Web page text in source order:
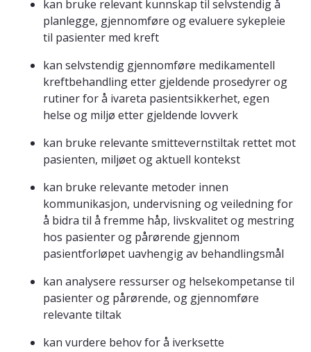
kan bruke relevant kunnskap til selvstendig å
planlegge, gjennomføre og evaluere sykepleie
til pasienter med kreft
kan selvstendig gjennomføre medikamentell
kreftbehandling etter gjeldende prosedyrer og
rutiner for å ivareta pasientsikkerhet, egen
helse og miljø etter gjeldende lovverk
kan bruke relevante smittevernstiltak rettet mot
pasienten, miljøet og aktuell kontekst
kan bruke relevante metoder innen
kommunikasjon, undervisning og veiledning for
å bidra til å fremme håp, livskvalitet og mestring
hos pasienter og pårørende gjennom
pasientforløpet uavhengig av behandlingsmål
kan analysere ressurser og helsekompetanse til
pasienter og pårørende, og gjennomføre
relevante tiltak
kan vurdere behov for å iverksette